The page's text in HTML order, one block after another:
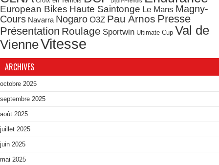
European Bikes Haute Saintonge Le Mans Magny-
Cours Navarra Nogaro O3Z Pau Arnos Presse
Présentation Roulage Sportwin Ultimate Cup Val de
VienneVitesse
ARCHIVES
octobre 2025
septembre 2025
août 2025
juillet 2025
juin 2025
mai 2025